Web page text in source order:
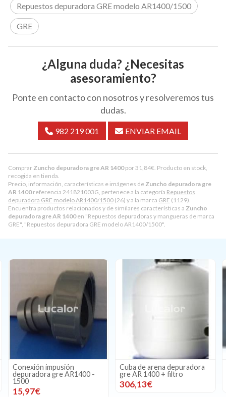
Comprar Zuncho depuradora gre AR 1400por31,84€ . Producto en stock,
recogida en tienda.
Precio, información, características e imágenes de Zuncho depuradora gre
AR 1400referencia 241821003G, pertenece a la categoría Repuestos
depuradora GRE modelo AR1400/1500 (26) y a la marca GRE (1129).
Encuentra productos relacionados y de similares características a Zuncho
depuradora gre AR 1400en "Repuestos depuradoras y mangueras de marca
GRE", "Repuestos depuradora GRE modelo AR1400/1500".
Repuestos depuradora GRE modelo AR1400/1500
GRE
¿Alguna duda? ¿Necesitas
asesoramiento?
Ponte en contacto con nosotros y resolveremos tus
dudas.
982 219 001 ENVIAR EMAIL
Conexión impusión
depuradora gre AR1400 -
1500
15,97€
Cuba de arena depuradora
gre AR 1400 + filtro
306,13€